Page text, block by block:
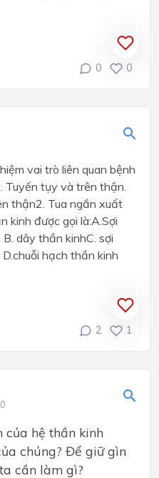
0 0
vai trò liên quan bệnh
Tuyến tụy và trên thận.
thận2. Tua ngắn xuất
kinh được gọi là:A.Sợi
kinhC. sợi
thần kinh
2 1
của hệ thần kinh
chúng? Để giữ gìn
cần làm gì?